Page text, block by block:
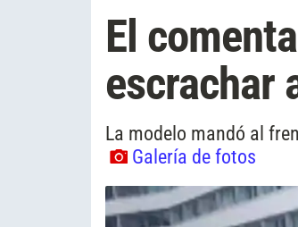
El
escrachar
La modelo mandó al
Galería de fotos